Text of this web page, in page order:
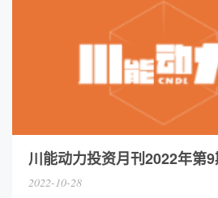
川能动力投资月刊2022年第
2022-10-28